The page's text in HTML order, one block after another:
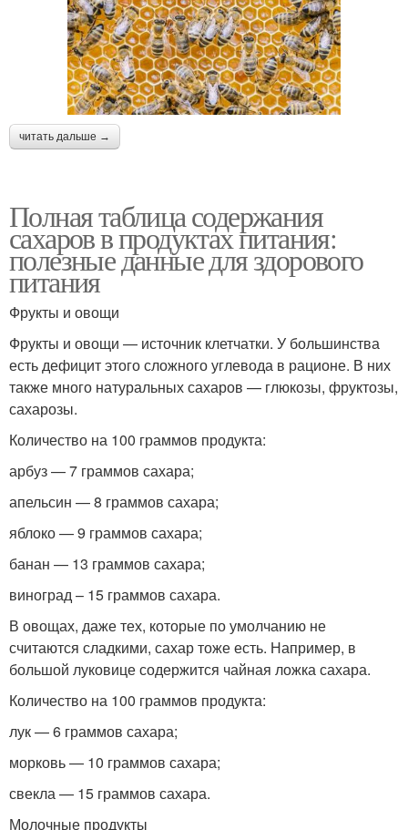
читать дальше →
Полная таблица содержания
сахаров в продуктах питания:
полезные данные для здорового
питания
Фрукты и овощи
Фрукты и овощи — источник клетчатки. У большинства
есть дефицит этого сложного углевода в рационе. В них
также много натуральных сахаров — глюкозы, фруктозы,
сахарозы.
Количество на 100 граммов продукта:
арбуз — 7 граммов сахара;
апельсин — 8 граммов сахара;
яблоко — 9 граммов сахара;
банан — 13 граммов сахара;
виноград – 15 граммов сахара.
В овощах, даже тех, которые по умолчанию не
считаются сладкими, сахар тоже есть. Например, в
большой луковице содержится чайная ложка сахара.
Количество на 100 граммов продукта:
лук — 6 граммов сахара;
морковь — 10 граммов сахара;
свекла — 15 граммов сахара.
Молочные продукты